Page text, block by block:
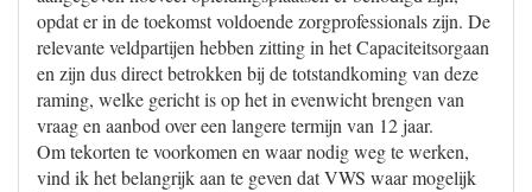
opdat er in de toekomst voldoende zorgprofessionals zijn. De
relevante veldpartijen hebben zitting in het Capaciteitsorgaan
en zijn dus direct betrokken bij de totstandkoming van deze
raming, welke gericht is op het in evenwicht brengen van
vraag en aanbod over een langere termijn van 12 jaar.
Om tekorten te voorkomen en waar nodig weg te werken,
vind ik het belangrijk aan te geven dat VWS waar mogelijk